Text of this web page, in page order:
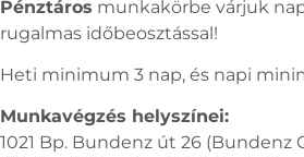
Pénztáros munkakörbe várjuk
rugalmas időbeosztással!
Heti minimum 3 nap, és napi
Munkavégzés helyszínei:
1021 Bp. Bundenz út 26 (Bundenz